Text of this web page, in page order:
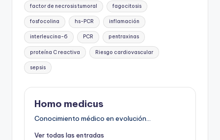
factor de necrosis tumoral fagocitosis
fosfocolina hs-PCR inflamación
interleucina-6 PCR pentraxinas
proteína C reactiva Riesgo cardiovascular
sepsis
Homo medicus
Conocimiento médico en evolución...
Ver todas las entradas